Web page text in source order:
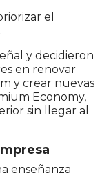
el
y decidieron
en renovar
y crear nuevas
Economy,
sin llegar al
enseñanza